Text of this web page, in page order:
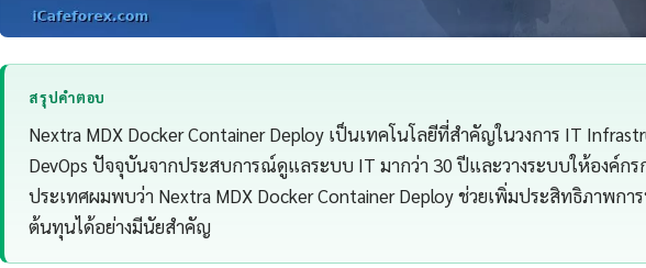
สรุปคำตอบ
Nextra MDX Docker Container Deploy เป็นเทคโนโลยีที่สำคัญในวงการ IT
DevOps ปัจจุบันจากประสบการณ์ดูแลระบบ IT มากว่า 30 ปีและวางระบบให้องค์กร
ประเทศผมพบว่า Nextra MDX Docker Container Deploy ช่วยเพิ่มประสิทธิภาพกา
ต้นทุนได้อย่างมีนัยสำคัญ